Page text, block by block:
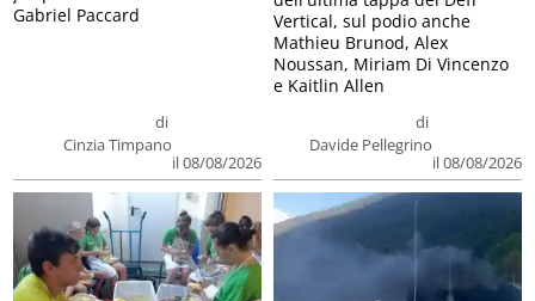
di
Cinzia Timpano
il 08/08/2026
Gabriel Paccard
di
Davide Pellegrino
il 08/08/2026
Vertical, sul podio anche
Mathieu Brunod, Alex
Noussan, Miriam Di Vincenzo
e Kaitlin Allen